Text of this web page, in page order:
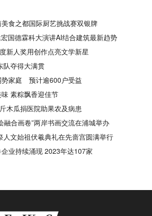
食之都国际厨艺挑战赛双银牌
国德霖科大演讲AI结合建筑最新趋势
新人奖用创作点亮文学新星
夺得大满贯
势家庭 预计逾600户受益
素粽飘香迎佳节
木瓜捐医院助果农及病患
融合画卷”两岸书画交流在浦城举办
人文始祖伏羲典礼在先啬宫圆满举行
业持续涌现 2023年达107家